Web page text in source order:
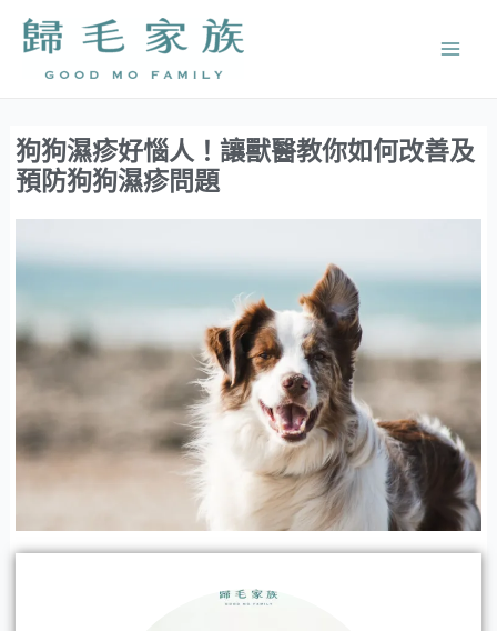
狗狗濕疹好惱人！讓獸醫教你如何改善及
預防狗狗濕疹問題